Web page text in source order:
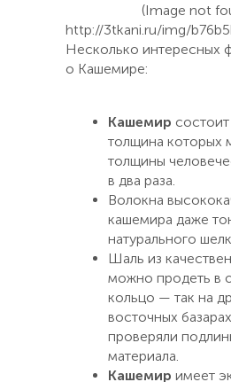
(Image not
http://3tkani.ru/img/
Несколько интересных
о Кашемире:
Кашемир
толщина которых
толщины
в два раза.
Волокна
кашемира даже
натурального
Шаль из
можно продеть в
кольцо — так на
восточных
проверяли
материала.
Кашемир имеет